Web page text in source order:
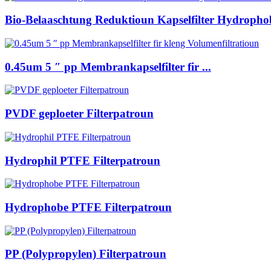
Bio-Belaaschtung Reduktioun Kapselfilter
0.45um 5 ″ pp Membrankapselfilter fir ...
PVDF geploeter Filterpatroun
Hydrophil PTFE Filterpatroun
Hydrophobe PTFE Filterpatroun
PP (Polypropylen) Filterpatroun